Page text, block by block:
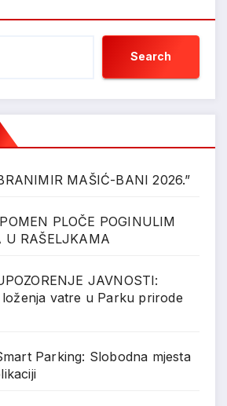
Search
MAŠIĆ-BANI 2026.”
PLOČE POGINULIM
U RAŠELJKAMA
JAVNOSTI:
vatre u Parku prirode
Parking: Slobodna mjesta